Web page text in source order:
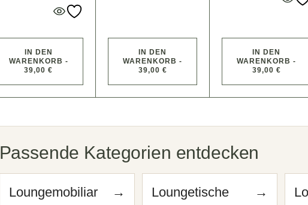
IN DEN
WARENKORB -
39,00 €
IN DEN
WARENKORB -
39,00 €
IN DEN
WARENKORB -
39,00 €
Passende Kategorien entdecken
Loungemobiliar → Loungetische →